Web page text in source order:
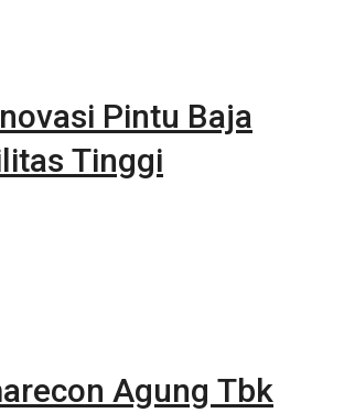
Pintu Baja
Tinggi
Agung Tbk